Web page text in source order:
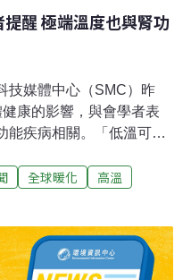
醒 極端溫度也與腎功
技媒體中心（SMC）昨
康的影響，與會學者表
能疾病相關。「低溫可看
健康、醫學、衛生領域期
動，限制全球升溫，顯
據「台灣氣候變遷推估資
），台灣部分地區的升
全球暖化
高溫